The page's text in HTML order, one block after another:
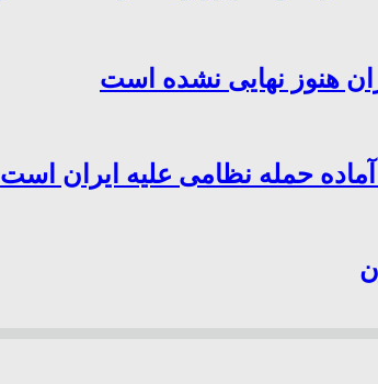
هنوز نهایی نشده است
حمله نظامی علیه ایران است